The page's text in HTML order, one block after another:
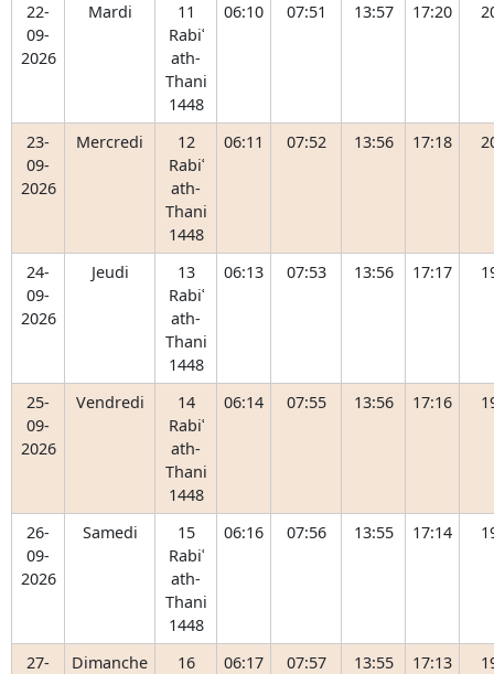
22-
09-
2026
Mardi
11
Rabiʿ
ath-
Thani
1448
06:10 07:51 13:57 17:20
23-
09-
2026
Mercredi
12
Rabiʿ
ath-
Thani
1448
06:11 07:52 13:56 17:18
24-
09-
2026
Jeudi
13
Rabiʿ
ath-
Thani
1448
06:13 07:53 13:56 17:17
25-
09-
2026
Vendredi
14
Rabiʿ
ath-
Thani
1448
06:14 07:55 13:56 17:16
26-
09-
2026
Samedi
15
Rabiʿ
ath-
Thani
1448
06:16 07:56 13:55 17:14
27-
Dimanche
16
06:17 07:57 13:55 17:13